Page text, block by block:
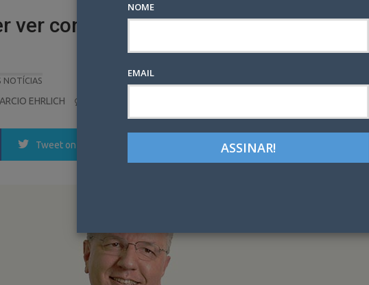
ver concorrências mais justas na área
NOTÍCIAS
EHRLICH
Tweet on Twitter LinkedIn Pinterest
NOME
EMAIL